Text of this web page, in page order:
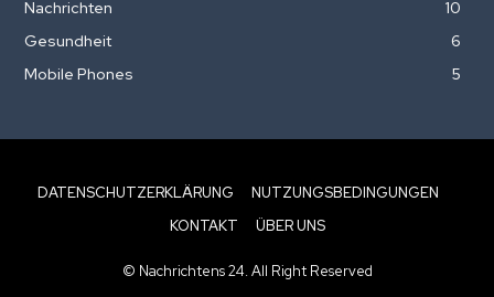
Nachrichten
10
Gesundheit
6
Mobile Phones
5
DATENSCHUTZERKLÄRUNG
NUTZUNGSBEDINGUNGEN
KONTAKT
ÜBER UNS
© Nachrichtens 24. All Right Reserved